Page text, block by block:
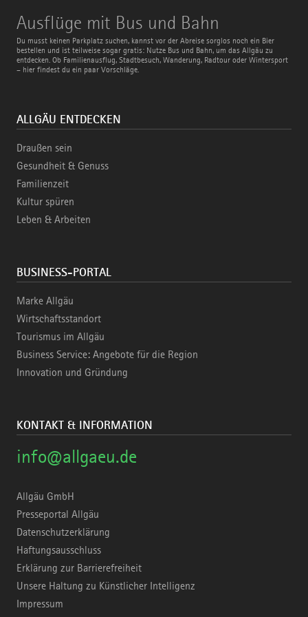
Ausflüge mit Bus und Bahn
Du musst keinen Parkplatz suchen, kannst vor der Abreise sorglos noch ein Bier
bestellen und ist teilweise sogar gratis: Nutze Bus und Bahn, um das Allgäu zu
entdecken. Ob Familienausflug, Stadtbesuch, Wanderung, Radtour oder Wintersport
– hier findest du ein paar Vorschläge.
Ausflüge
mit
Bus
und
Bahn
ALLGÄU ENTDECKEN
Draußen sein
Gesundheit & Genuss
Familienzeit
Kultur spüren
Leben & Arbeiten
BUSINESS-PORTAL
Marke Allgäu
Wirtschaftsstandort
Tourismus im Allgäu
Business Service: Angebote für die Region
Innovation und Gründung
KONTAKT & INFORMATION
info@allgaeu.de
Allgäu GmbH
Presseportal Allgäu
Datenschutzerklärung
Haftungsausschluss
Erklärung zur Barrierefreiheit
Unsere Haltung zu Künstlicher Intelligenz
Impressum